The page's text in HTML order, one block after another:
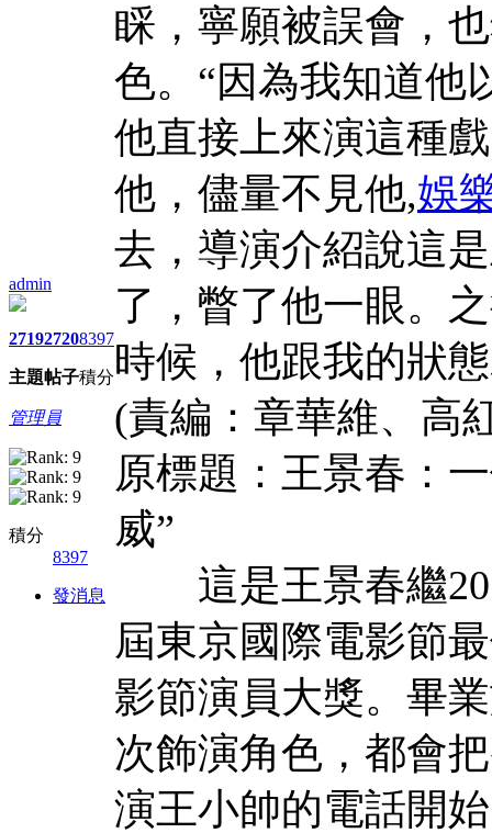
admin
2719
主題
2720
帖子
8397
積分
管理員
積分
8397
發消息
睬，寧願被誤會，
色。“因為我知道他
他直接上來演這種
他，儘量不見他,娛
去，導演介紹說這
了，瞥了他一眼。
時候，他跟我的狀
(責編：章華維、高
原標題：王景春：
威”
這是王景春繼
屆東京國際電影節
影節演員大獎。畢
次飾演角色，都會
演王小帥的電話開